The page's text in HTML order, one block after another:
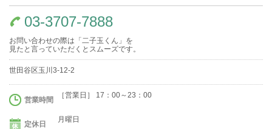
03-3707-7888
お問い合わせの際は「二子玉くん」を
見たと言っていただくとスムーズです。
世田谷区玉川3-12-2
営業時間
［営業日］ 17：00～23：00
定休日
月曜日